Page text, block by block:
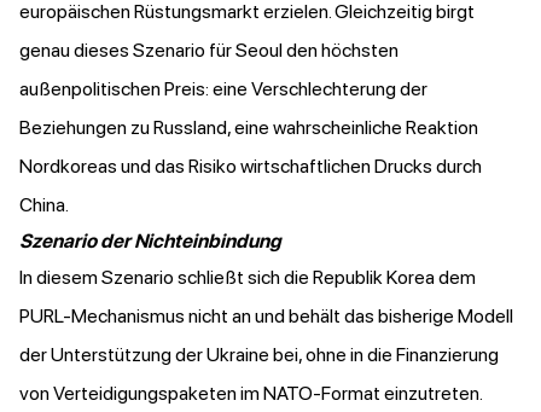
europäischen Rüstungsmarkt erzielen. Gleichzeitig birgt
genau dieses Szenario für Seoul den höchsten
außenpolitischen Preis: eine Verschlechterung der
Beziehungen zu Russland, eine wahrscheinliche Reaktion
Nordkoreas und das Risiko wirtschaftlichen Drucks durch
China.
Szenario der Nichteinbindung
In diesem Szenario schließt sich die Republik Korea dem
PURL-Mechanismus nicht an und behält das bisherige Modell
der Unterstützung der Ukraine bei, ohne in die Finanzierung
von Verteidigungspaketen im NATO-Format einzutreten.